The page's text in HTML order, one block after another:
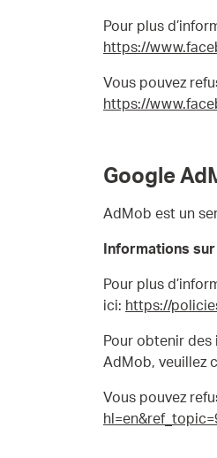
Pour plus
https://
Vous pouvez
https://
Google
AdMob est un
Informations
Pour plus
ici: https://
Pour obtenir
AdMob, veuillez
Vous pouvez